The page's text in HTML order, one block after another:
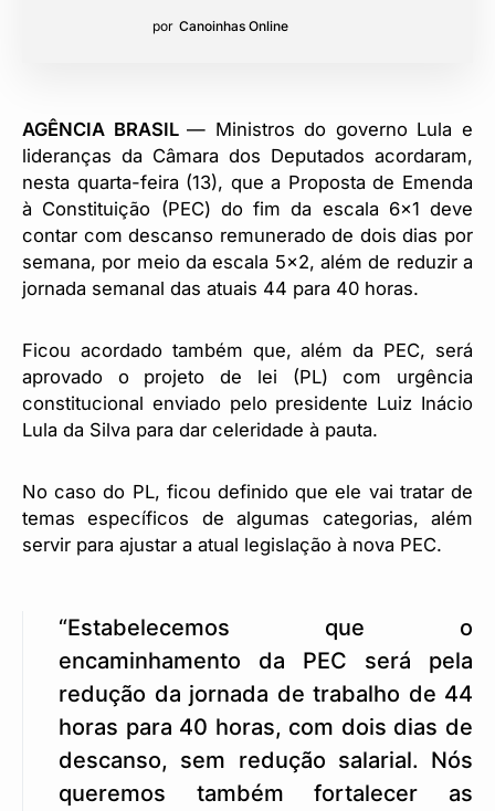
por Canoinhas Online
AGÊNCIA BRASIL— Ministros do governo Lula e
lideranças da Câmara dos Deputados acordaram,
nesta quarta-feira (13), que a Proposta de Emenda
à Constituição (PEC) do fim da escala 6×1 deve
contar com descanso remunerado de dois dias por
semana, por meio da escala 5×2, além de reduzir a
jornada semanal das atuais 44 para 40 horas.
Ficou acordado também que, além da PEC, será
aprovado o projeto de lei (PL) com urgência
constitucional enviado pelo presidente Luiz Inácio
Lula da Silva para dar celeridade à pauta.
No caso do PL, ficou definido que ele vai tratar de
temas específicos de algumas categorias, além
servir para ajustar a atual legislação à nova PEC.
“Estabelecemos que o
encaminhamento da PEC será pela
redução da jornada de trabalho de 44
horas para 40 horas, com dois dias de
descanso, sem redução salarial. Nós
queremos também fortalecer as